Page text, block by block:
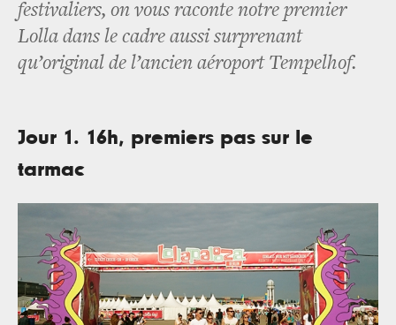
festivaliers, on vous raconte notre premier
Lolla dans le cadre aussi surprenant
qu’original de l’ancien aéroport Tempelhof.
Jour 1. 16h, premiers pas sur le
tarmac